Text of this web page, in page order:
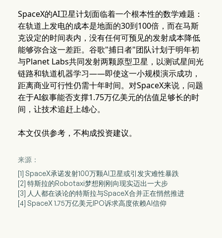
SpaceX的AI卫星计划面临着一个根本性的数学难题：
在轨道上发电的成本是地面的30到100倍，而在马斯
克设定的时间表内，没有任何可预见的发射成本降低
能够弥合这一差距。谷歌"捕日者"团队计划于明年初
与Planet Labs共同发射两颗原型卫星，以测试星间光
链路和轨道机器学习——即使这一小规模演示成功，
距离商业可行性仍需十年时间。对SpaceX来说，问题
在于AI叙事能否支撑1.75万亿美元的估值足够长的时
间，让技术追赶上雄心。
本文仅供参考，不构成投资建议。
来源：
[1] SpaceX承诺发射100万颗AI卫星或引发灾难性暴跌
[2] 特斯拉的Robotaxi梦想刚刚向现实迈出一大步
[3] 人人都在谈论的特斯拉与SpaceX合并正在悄然推进
[4] SpaceX 1.75万亿美元IPO诉求高度依赖AI信仰